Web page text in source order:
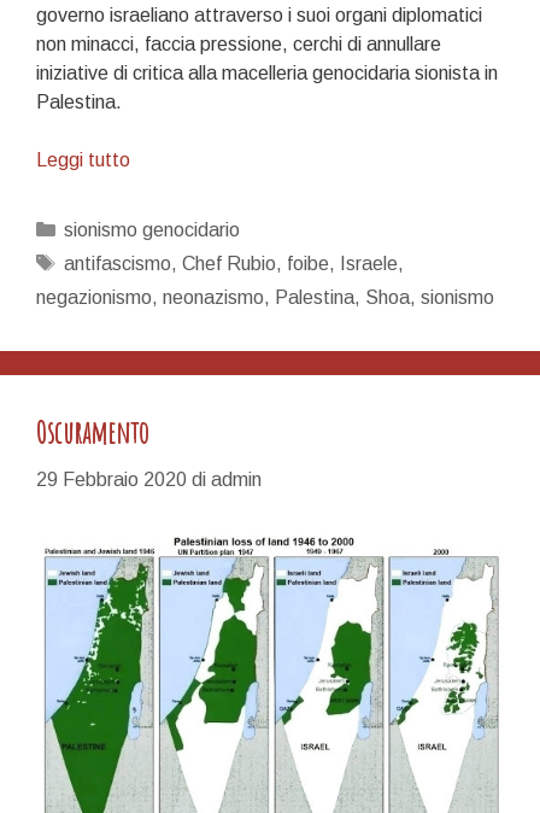
governo israeliano attraverso i suoi organi diplomatici
non minacci, faccia pressione, cerchi di annullare
iniziative di critica alla macelleria genocidaria sionista in
Palestina.
Leggi tuttoVietato
su
Israele…
Categorie
sionismo genocidario
Tag
antifascismo, Chef Rubio, foibe, Israele,
negazionismo, neonazismo, Palestina, Shoa, sionismo
Oscuramento
29 Febbraio 2020 di admin